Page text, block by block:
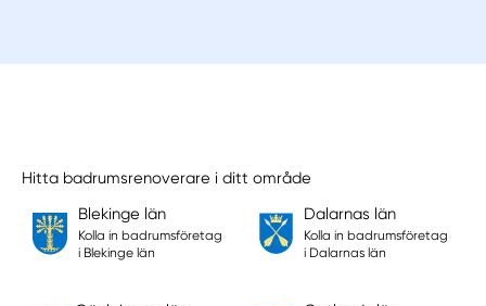
Hitta badrumsrenoverare i ditt område
Blekinge län
Kolla in badrumsföretag
i Blekinge län
Dalarnas län
Kolla in badrumsföretag
i Dalarnas län